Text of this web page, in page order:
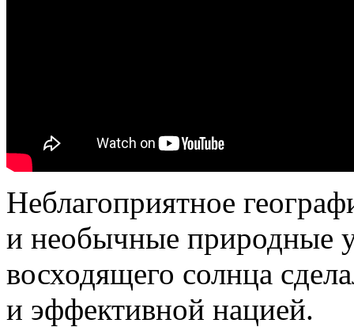
Неблагоприятное
и необычные природные
восходящего солнца
и эффективной нацией.